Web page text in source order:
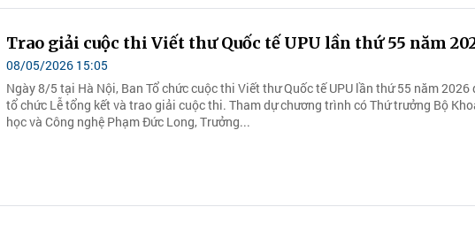
Trao giải cuộc thi Viết thư Quốc tế UPU lần thứ 55 năm
08/05/2026 15:05
Ngày 8/5 tại Hà Nội, Ban Tổ chức cuộc thi Viết thư Quốc tế UPU lần thứ 55 năm 2026
tổ chức Lễ tổng kết và trao giải cuộc thi. Tham dự chương trình có Thứ trưởng Bộ
học và Công nghệ Phạm Đức Long, Trưởng...